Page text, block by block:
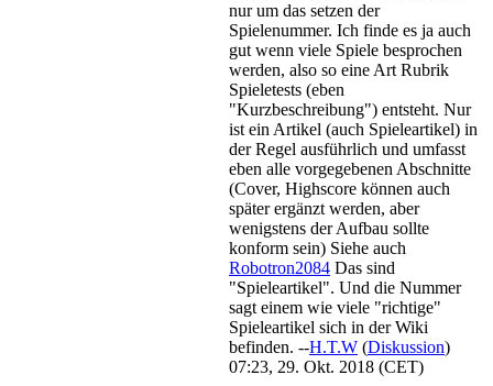
nur um das setzen der
Spielenummer. Ich finde es ja auch
gut wenn viele Spiele besprochen
werden, also so eine Art Rubrik
Spieletests (eben
"Kurzbeschreibung") entsteht. Nur
ist ein Artikel (auch Spieleartikel) in
der Regel ausführlich und umfasst
eben alle vorgegebenen Abschnitte
(Cover, Highscore können auch
später ergänzt werden, aber
wenigstens der Aufbau sollte
konform sein) Siehe auch
Robotron2084 Das sind
"Spieleartikel". Und die Nummer
sagt einem wie viele "richtige"
Spieleartikel sich in der Wiki
befinden. --H.T.W (Diskussion)
07:23, 29. Okt. 2018 (CET)